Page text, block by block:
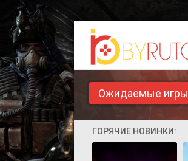
Ожидаемые игры
ГОРЯЧИЕ НОВИНКИ: